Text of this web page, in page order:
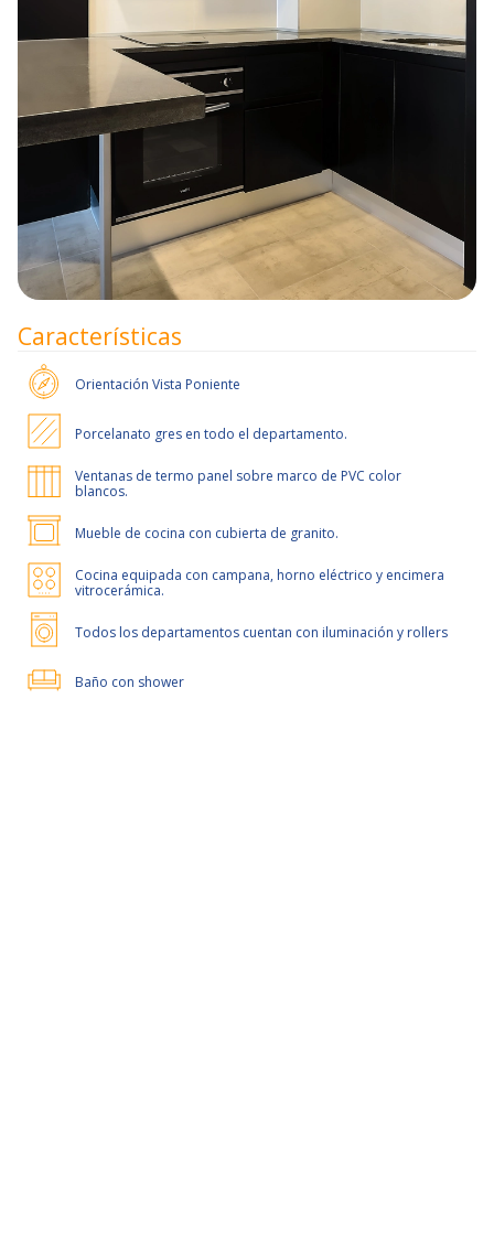
Características
Orientación Vista Poniente
Porcelanato gres en todo el departamento.
Ventanas de termo panel sobre marco de PVC color
blancos.
Mueble de cocina con cubierta de granito.
Cocina equipada con campana, horno eléctrico y encimera
vitrocerámica.
Todos los departamentos cuentan con iluminación y rollers
Baño con shower